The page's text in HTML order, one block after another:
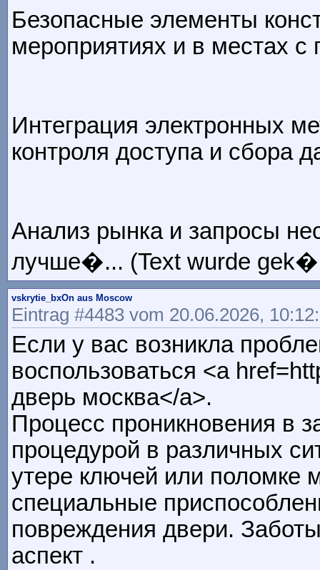
Безопасные элементы
мероприятиях и в местах
Интеграция электронных
контроля доступа и сбора
Анализ рынка и запросы
лучше�... (Text wurde
vskrytie_bxOn aus Moscow
Eintrag #4483 vom 20.06.2026,
Если у вас возникла
воспользоваться <a
дверь москва</a>.
Процесс проникновения в
процедурой в различных
утере ключей или поломке
специальные
повреждения двери.
аспект .